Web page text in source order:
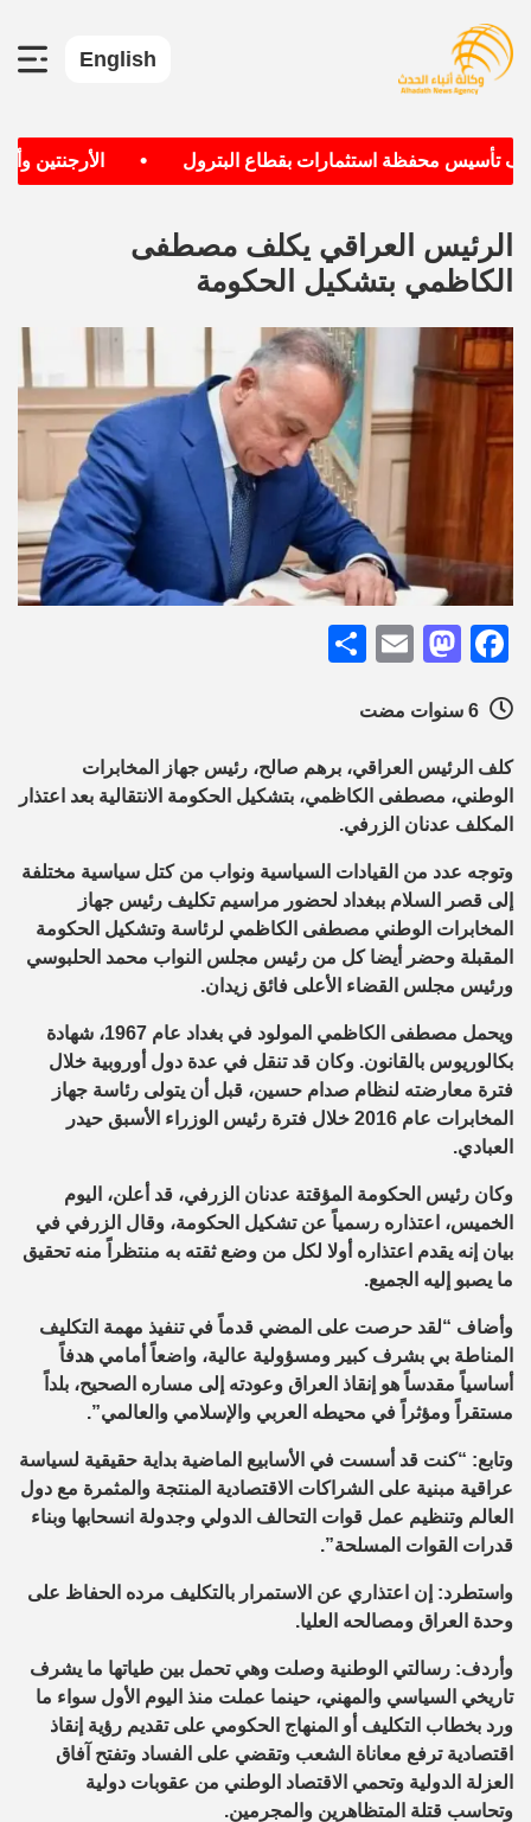
English
تأسيس محفظة استثمارات بقطاع البترول الأرجنتين
الرئيس العراقي يكلف مصطفى
الكاظمي بتشكيل الحكومة
Facebook
Mastodon
Email
كلف الرئيس العراقي، برهم صالح، رئيس جهاز المخابرات
الوطني، مصطفى الكاظمي، بتشكيل الحكومة الانتقالية بعد اعتذار
المكلف عدنان الزرفي.
وتوجه عدد من القيادات السياسية ونواب من كتل سياسية مختلفة
إلى قصر السلام ببغداد لحضور مراسيم تكليف رئيس جهاز
المخابرات الوطني مصطفى الكاظمي لرئاسة وتشكيل الحكومة
المقبلة وحضر أيضا كل من رئيس مجلس النواب محمد الحلبوسي
ورئيس مجلس القضاء الأعلى فائق زيدان.
ويحمل مصطفى الكاظمي المولود في بغداد عام 1967، شهادة
بكالوريوس بالقانون. وكان قد تنقل في عدة دول أوروبية خلال
فترة معارضته لنظام صدام حسين، قبل أن يتولى رئاسة جهاز
المخابرات عام 2016 خلال فترة رئيس الوزراء الأسبق حيدر
العبادي.
وكان رئيس الحكومة المؤقتة عدنان الزرفي، قد أعلن، اليوم
الخميس، اعتذاره رسمياً عن تشكيل الحكومة، وقال الزرفي في
بيان إنه يقدم اعتذاره أولا لكل من وضع ثقته به منتظراً منه تحقيق
ما يصبو إليه الجميع.
وأضاف “لقد حرصت على المضي قدماً في تنفيذ مهمة التكليف
المناطة بي بشرف كبير ومسؤولية عالية، واضعاً أمامي هدفاً
أساسياً مقدساً هو إنقاذ العراق وعودته إلى مساره الصحيح، بلداً
مستقراً ومؤثراً في محيطه العربي والإسلامي والعالمي”.
وتابع: “كنت قد أسست في الأسابيع الماضية بداية حقيقية لسياسة
عراقية مبنية على الشراكات الاقتصادية المنتجة والمثمرة مع دول
العالم وتنظيم عمل قوات التحالف الدولي وجدولة انسحابها وبناء
قدرات القوات المسلحة”.
واستطرد: إن اعتذاري عن الاستمرار بالتكليف مرده الحفاظ على
وحدة العراق ومصالحه العليا.
وأردف: رسالتي الوطنية وصلت وهي تحمل بين طياتها ما يشرف
تاريخي السياسي والمهني، حينما عملت منذ اليوم الأول سواء ما
ورد بخطاب التكليف أو المنهاج الحكومي على تقديم رؤية إنقاذ
اقتصادية ترفع معاناة الشعب وتقضي على الفساد وتفتح آفاق
العزلة الدولية وتحمي الاقتصاد الوطني من عقوبات دولية
وتحاسب قتلة المتظاهرين والمجرمين.